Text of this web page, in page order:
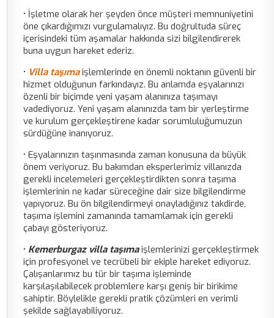
• İşletme olarak her şeyden önce müşteri memnuniyetini
öne çıkardığımızı vurgulamalıyız. Bu doğrultuda süreç
içerisindeki tüm aşamalar hakkında sizi bilgilendirerek
buna uygun hareket ederiz.
• Villa taşımaişlemlerinde en önemli noktanın güvenli bir
hizmet olduğunun farkındayız. Bu anlamda eşyalarınızı
özenli bir biçimde yeni yaşam alanınıza taşımayı
vadediyoruz. Yeni yaşam alanınızda tam bir yerleştirme
ve kurulum gerçekleştirene kadar sorumluluğumuzun
sürdüğüne inanıyoruz.
• Eşyalarınızın taşınmasında zaman konusuna da büyük
önem veriyoruz. Bu bakımdan eksperlerimiz villanızda
gerekli incelemeleri gerçekleştirdikten sonra taşıma
işlemlerinin ne kadar süreceğine dair size bilgilendirme
yapıyoruz. Bu ön bilgilendirmeyi onayladığınız takdirde,
taşıma işlemini zamanında tamamlamak için gerekli
çabayı gösteriyoruz.
• Kemerburgaz villa taşımaişlemlerinizi gerçekleştirmek
için profesyonel ve tecrübeli bir ekiple hareket ediyoruz.
Çalışanlarımız bu tür bir taşıma işleminde
karşılaşılabilecek problemlere karşı geniş bir birikime
sahiptir. Böylelikle gerekli pratik çözümleri en verimli
şekilde sağlayabiliyoruz.